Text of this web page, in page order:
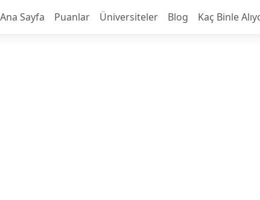
Ana Sayfa Puanlar Üniversiteler Blog Kaç Binle